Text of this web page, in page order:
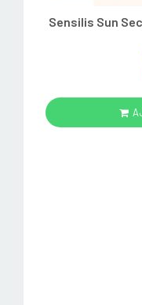
Sensilis Sun